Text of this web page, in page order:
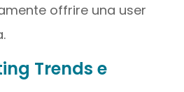
offrire una user
Trends e